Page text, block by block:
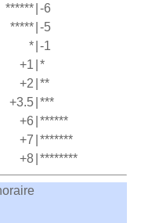
****** -6
***** -5
* -1
+1 *
+2 **
+3.5 ***
+6 ******
+7 *******
+8 ********